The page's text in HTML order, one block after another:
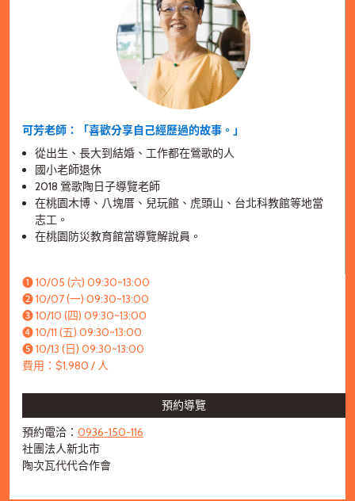
可芳老師：「喜歡分享自己經歷過的故事。」
從出生、長大到結婚、工作都在鶯歌的人
國小老師退休
2018 鶯歌陶日子導覽老師
在桃園木博、八塊厝、兒玩館、虎頭山、台北科教館等地當
志工。
在桃園防災教育館當導覽解說員。
➊ 10/05 (六) 09:30~13:00
➋ 10/07 (一) 09:30~13:00
➌ 10/10 (四) 09:30~13:00
➍ 10/11 (五) 09:30~13:00
➎ 10/13 (日) 09:30~13:00
費用：$1,980 / 人
預約導覽
預約電洽： 0936-150-116
社團法人新北市
陶次瓦代代合作會